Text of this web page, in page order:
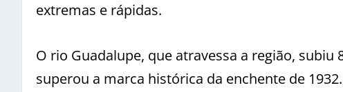
extremas e rápidas.
O rio Guadalupe, que atravessa a região,
superou a marca histórica da enchente de